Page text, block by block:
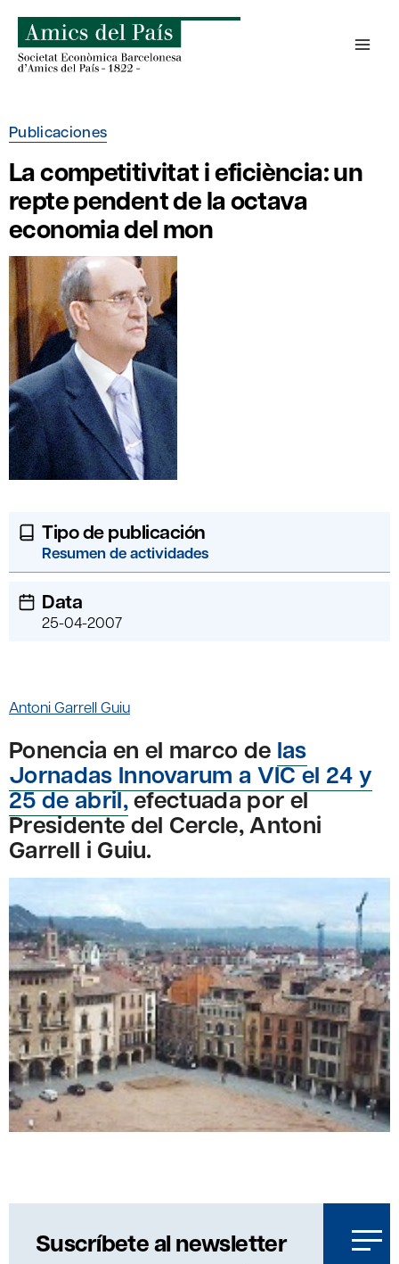
contenido
Publicaciones
La competitivitat i eficiència: un
repte pendent de la octava
economia del mon
Tipo de publicación
Resumen de actividades
Data
25-04-2007
Antoni Garrell Guiu
Ponencia en el marco de las
Jornadas Innovarum a VIC el 24 y
25 de abril,efectuada por el
Presidente del Cercle, Antoni
Garrell i Guiu.
Suscríbete al newsletter